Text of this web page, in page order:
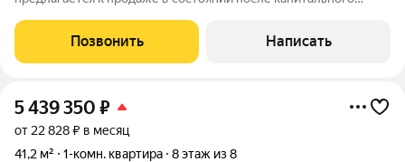
полной готовностью к концу апреля. Объект характеризуется
выгодным расположением в окружении
Позвонить Написать
5 439 350 ₽
от 22 828 ₽ в месяц
41,2 м²
1-комн. квартира 8 этаж из 8